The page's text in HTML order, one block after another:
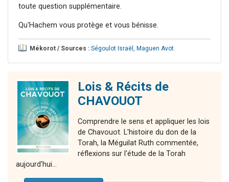
toute question supplémentaire.
Qu'Hachem vous protège et vous bénisse.
Mékorot / Sources : Ségoulot Israël , Maguen Avot.
Lois & Récits de
CHAVOUOT
Comprendre le sens et appliquer les lois
de Chavouot. L'histoire du don de la
Torah, la Méguilat Ruth commentée,
réflexions sur l'étude de la Torah
aujourd'hui...